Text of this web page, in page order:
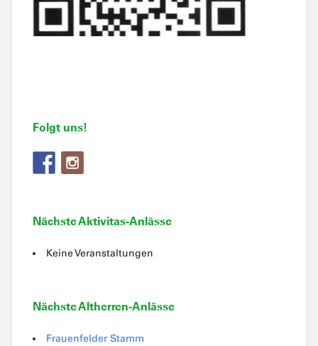
Folgt uns!
Nächste Aktivitas-Anlässe
Keine Veranstaltungen
Nächste Altherren-Anlässe
Frauenfelder Stamm